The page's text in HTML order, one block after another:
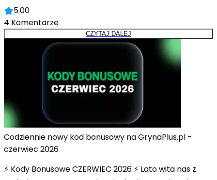
5.00
4 Komentarze
CZYTAJ DALEJ
Codziennie nowy kod bonusowy na GrynaPlus.pl -
czerwiec 2026
⚡ Kody Bonusowe CZERWIEC 2026 ⚡ Lato wita nas z